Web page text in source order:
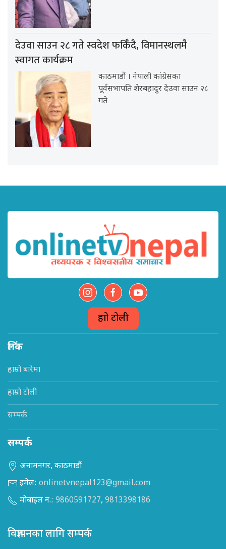
देउवा साउन २८ गते स्वदेश फर्किँदै, विमानस्थलमै
स्वागत कार्यक्रम
काठमाडौं । नेपाली कांग्रेसका
पूर्वसभापति शेरबहादुर देउवा साउन २८
गते
हाम्रो टोली
लिंक
हाम्रो बारेमा
हाम्रो टोली
सम्पर्क
सम्पर्क
अनामनगर, काठमाडौं
इमेल: onlinetvnepal123@gmail.com
मोबाइल न.: 9860591727, 9813398186
विज्ञापनका लागि सम्पर्क